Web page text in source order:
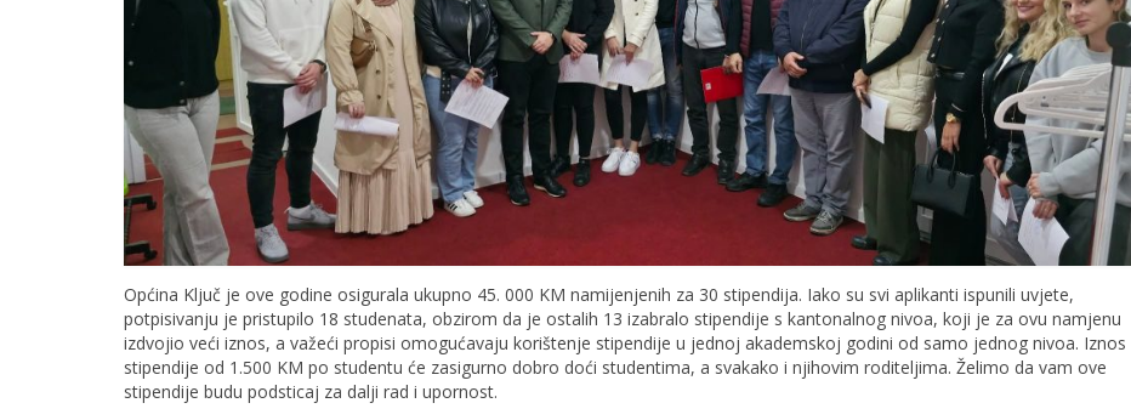
Općina Ključ je ove godine osigurala ukupno 45. 000 KM namijenjenih za 30 stipendija. Iako su svi aplikanti ispunili uvjete,
potpisivanju je pristupilo 18 studenata, obzirom da je ostalih 13 izabralo stipendije s kantonalnog nivoa, koji je za ovu namjenu
izdvojio veći iznos, a važeći propisi omogućavaju korištenje stipendije u jednoj akademskoj godini od samo jednog nivoa. Iznos
stipendije od 1.500 KM po studentu će zasigurno dobro doći studentima, a svakako i njihovim roditeljima. Želimo da vam ove
stipendije budu podsticaj za dalji rad i upornost.